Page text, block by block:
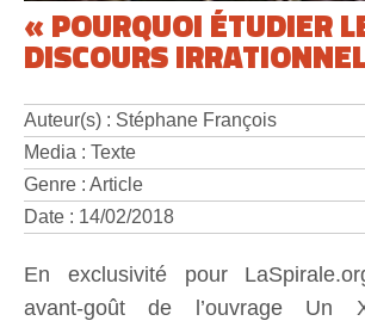
« POURQUOI ÉTUDIER
DISCOURS
Auteur(s) : Stéphane François
Media : Texte
Genre : Article
Date : 14/02/2018
En exclusivité pour
avant-goût de l’ouvrage Un